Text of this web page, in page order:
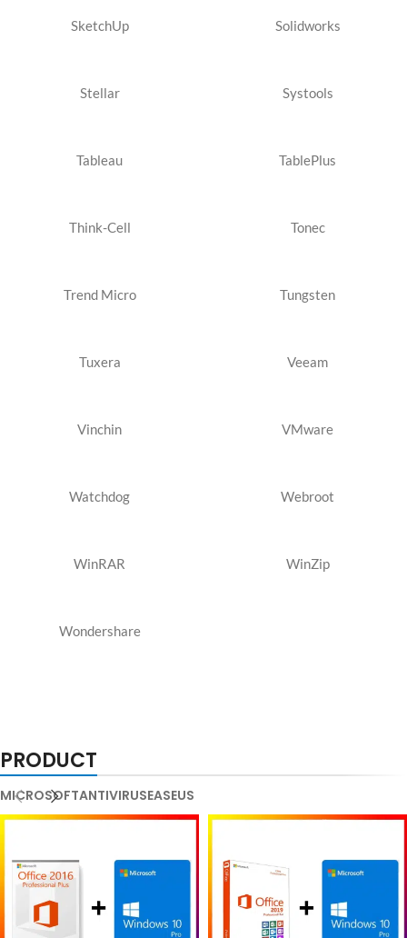
SketchUp Solidworks
Stellar Systools
Tableau TablePlus
Think-Cell Tonec
Trend Micro Tungsten
Tuxera Veeam
Vinchin VMware
Watchdog Webroot
WinRAR WinZip
Wondershare
PRODUCT
MICROSOFTANTIVIRUSEASEUS